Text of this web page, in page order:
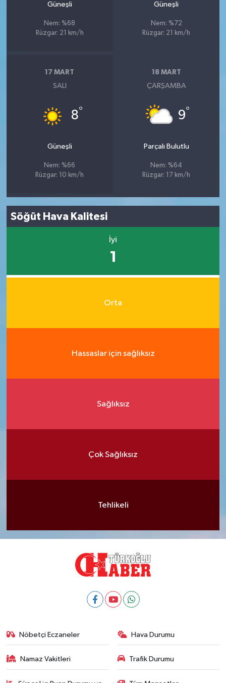
Güneşli
Nem: %68
Rüzgar: 21 km/h
Güneşli
Nem: %72
Rüzgar: 21 km/h
17 MART
SALI
8°
Güneşli
Nem: %66
Rüzgar: 10 km/h
18 MART
ÇARŞAMBA
9°
Parçalı Bulutlu
Nem: %64
Rüzgar: 17 km/h
Söğüt Hava Kalitesi
İyi
1
Orta
Hassaslar için sağlıksız
Sağlıksız
Çok Sağlıksız
Tehlikeli
Nöbetçi Eczaneler Hava Durumu
Namaz Vakitleri Trafik Durumu